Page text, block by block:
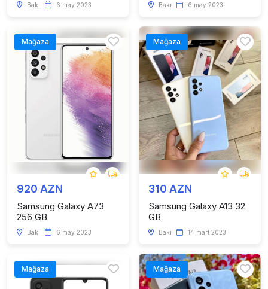
Bakı 6 may 2023 Bakı 6 may 2023
Mağaza
920 AZN
Samsung Galaxy A73
256 GB
Bakı 6 may 2023
Mağaza
310 AZN
Samsung Galaxy A13 32
GB
Bakı 14 mart 2023
Mağaza Mağaza